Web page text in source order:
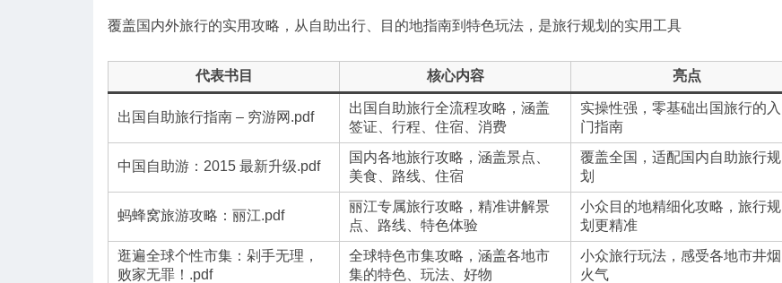
覆盖国内外旅行的实用攻略，从自助出行、目的地指南到特色玩法，是旅行规划的实用工具
代表书目 核心内容 亮点
出国自助旅行指南 – 穷游网.pdf
出国自助旅行全流程攻略，涵盖
签证、行程、住宿、消费
实操性强，零基础出国旅行的入
门指南
中国自助游：2015 最新升级.pdf
国内各地旅行攻略，涵盖景点、
美食、路线、住宿
覆盖全国，适配国内自助旅行规
划
蚂蜂窝旅游攻略：丽江.pdf
丽江专属旅行攻略，精准讲解景
点、路线、特色体验
小众目的地精细化攻略，旅行规
划更精准
逛遍全球个性市集：剁手无理，
败家无罪！.pdf
全球特色市集攻略，涵盖各地市
集的特色、玩法、好物
小众旅行玩法，感受各地市井烟
火气